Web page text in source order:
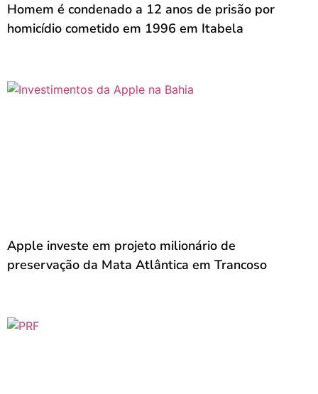
Homem é condenado a 12 anos de prisão por
homicídio cometido em 1996 em Itabela
Apple investe em projeto milionário de
preservação da Mata Atlântica em Trancoso